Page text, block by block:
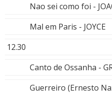
Nao sei como foi -
Mal em Paris - JOYCE
12.30
Canto de Ossanha -
Guerreiro (Ernesto